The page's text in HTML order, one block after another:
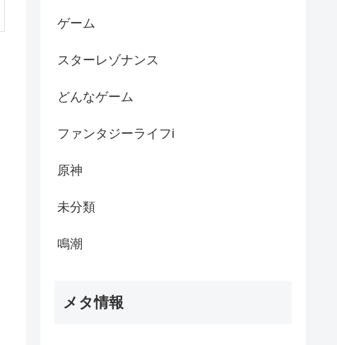
ゲーム
スターレゾナンス
どんなゲーム
ファンタジーライフi
原神
未分類
鳴潮
メタ情報